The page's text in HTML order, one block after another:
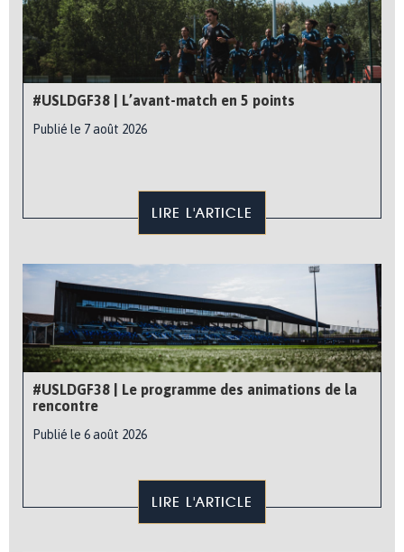
#USLDGF38 | L’avant-match en 5 points
Publié le 7 août 2026
LIRE L'ARTICLE
#USLDGF38 | Le programme des animations de la
rencontre
Publié le 6 août 2026
LIRE L'ARTICLE